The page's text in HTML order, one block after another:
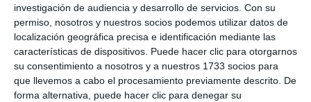
investigación de audiencia y desarrollo de servicios. Con su
permiso, nosotros y nuestros socios podemos utilizar datos de
localización geográfica precisa e identificación mediante las
características de dispositivos. Puede hacer clic para otorgarnos
su consentimiento a nosotros y a nuestros 1733 socios para
que llevemos a cabo el procesamiento previamente descrito. De
forma alternativa, puede hacer clic para denegar su